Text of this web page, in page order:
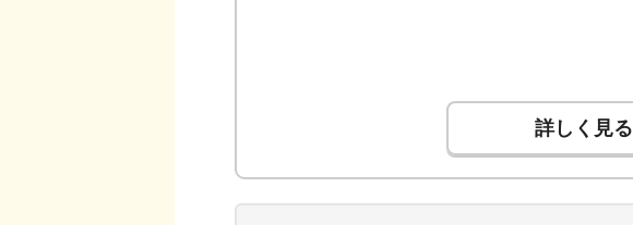
詳しく見る